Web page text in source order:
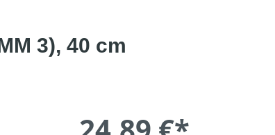
3), 40 cm